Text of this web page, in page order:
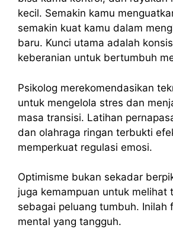
kecil. Semakin kamu
semakin kuat kamu dalam
baru. Kunci utama adalah
keberanian untuk bertumbuh
Psikolog merekomendasikan
untuk mengelola stres dan
masa transisi. Latihan
dan olahraga ringan terbukti
memperkuat regulasi emosi.
Optimisme bukan sekadar
juga kemampuan untuk melihat
sebagai peluang tumbuh. Inilah
mental yang tangguh.